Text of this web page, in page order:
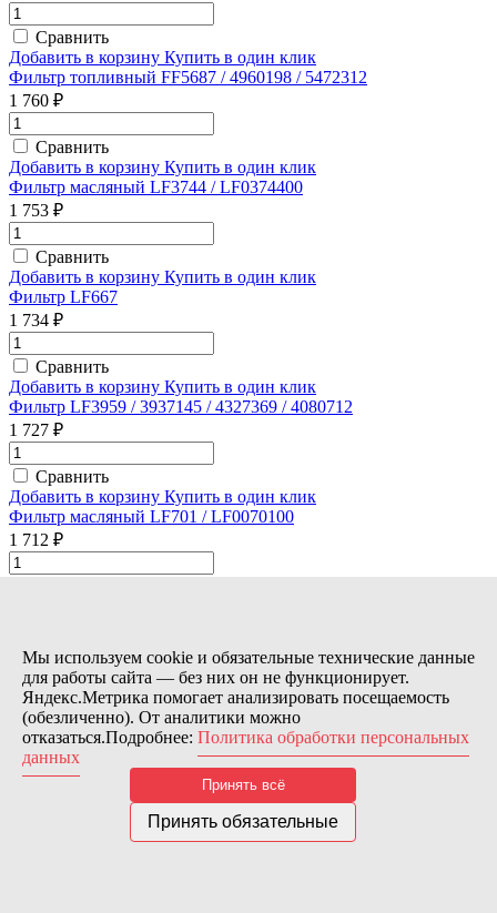
Сравнить
Добавить в корзину Купить в один клик
Фильтр топливный FF5687 / 4960198 / 5472312
1 760 ₽
Сравнить
Добавить в корзину Купить в один клик
Фильтр масляный LF3744 / LF0374400
1 753 ₽
Сравнить
Добавить в корзину Купить в один клик
Фильтр LF667
1 734 ₽
Сравнить
Добавить в корзину Купить в один клик
Фильтр LF3959 / 3937145 / 4327369 / 4080712
1 727 ₽
Сравнить
Добавить в корзину Купить в один клик
Фильтр масляный LF701 / LF0070100
1 712 ₽
1 709 ₽
Сравнить
Добавить в корзину Купить в один клик
Фильтр масляный LF3703 / LF0370300
1 684 ₽
Добавить в корзинуКупить в один клик
Фильтр масляный LF3659 / LF0365900
Мы используем cookie и обязательные технические данные
для работы сайта — без них он не функционирует.
Яндекс.Метрика помогает анализировать посещаемость
(обезличенно). От аналитики можно
отказаться.Подробнее: Политика обработки персональных
данных
Принять всё
Принять обязательные